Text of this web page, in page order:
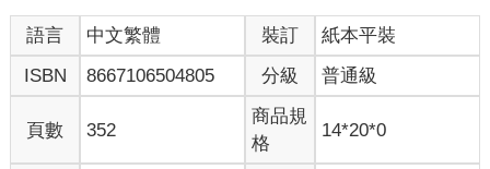
忠輔和魚丸是很早就相識的熟人。
忠輔自己以前曾拜託晴明和博雅解決了黑川主問題，之後，每逢
夏天，他都會送來在鴨川捕獲的香魚。
因此緣故，忠輔才帶著魚丸來到晴明宅邸。
語言 中文繁體 裝訂
紙本平裝
ISBN
8667106504805 分級 普通級
頁數 352
商品規
格
14*20*0